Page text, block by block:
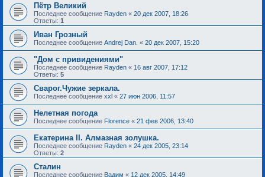
Пётр Великий
Последнее сообщение Rayden « 20 дек 2007, 18:26
Ответы: 1
Иван Грозный
Последнее сообщение Andrej Dan. « 20 дек 2007, 15:20
"Дом с привидениями"
Последнее сообщение Rayden « 16 авг 2007, 17:12
Ответы: 5
Сварог.Чужие зеркала.
Последнее сообщение xxl « 27 июн 2006, 11:57
Нелетная погода
Последнее сообщение Florence « 21 фев 2006, 13:40
Екатерина II. Алмазная золушка.
Последнее сообщение Rayden « 24 дек 2005, 23:14
Ответы: 2
Сталин
Последнее сообщение Вадим « 12 дек 2005, 14:49